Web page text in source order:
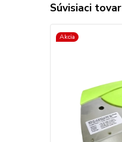
Súvisiaci tovar
Akcia